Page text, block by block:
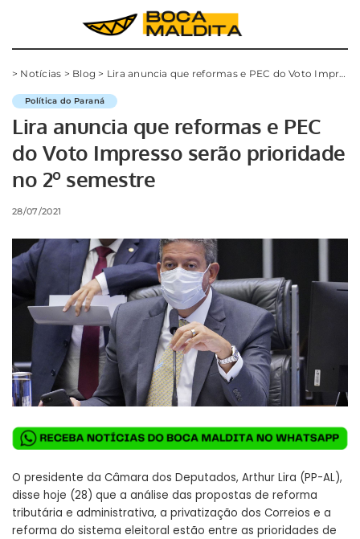
> Notícias > Blog > Lira anuncia que reformas e PEC do Voto Impresso serão prioridade no 2º semestre
Política do Paraná
Lira anuncia que reformas e PEC
do Voto Impresso serão prioridade
no 2º semestre
28/07/2021
O presidente da Câmara dos Deputados, Arthur Lira (PP-AL),
disse hoje (28) que a análise das propostas de reforma
tributária e administrativa, a privatização dos Correios e a
reforma do sistema eleitoral estão entre as prioridades de